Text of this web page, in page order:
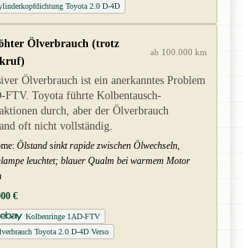
Toyota 2.0 D-4D
Ölverbrauch (trotz
ab 100.000 km
Ölverbrauch ist ein anerkanntes Problem
FTV. Toyota führte Kolbentausch-
durch, aber der Ölverbrauch
oft nicht vollständig.
Ölstand sinkt rapide zwischen Ölwechseln,
leuchtet; blauer Qualm bei warmem Motor
€
Kolbenringe 1AD-FTV
Toyota 2.0 D-4D Verso